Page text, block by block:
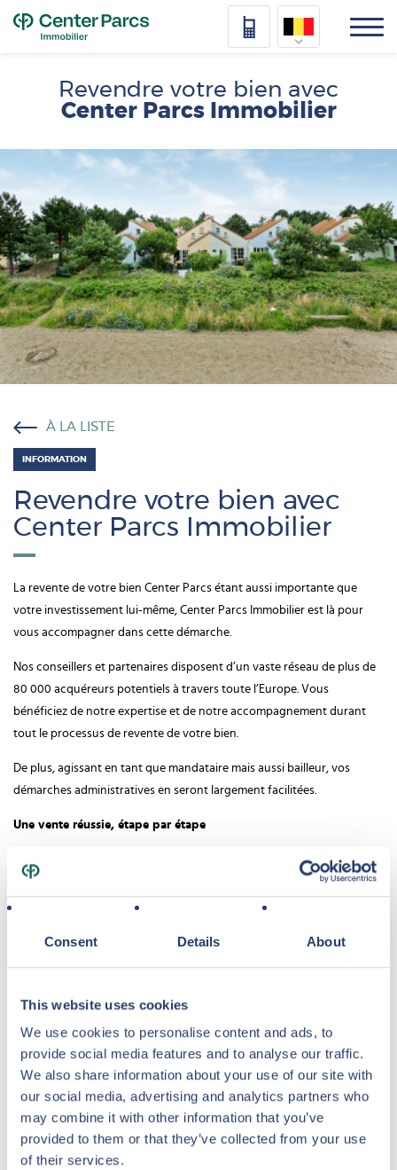
Consent Details About
This website uses cookies
We use cookies to personalise content and ads, to
provide social media features and to analyse our traffic.
We also share information about your use of our site with
our social media, advertising and analytics partners who
may combine it with other information that you’ve
provided to them or that they’ve collected from your use
of their services.
Deutsch
Français
Vlaams
Revendre votre bien avec
Center Parcs Immobilier
À LA LISTE
INFORMATION
Revendre votre bien avec
Center Parcs Immobilier
La revente de votre bien Center Parcs étant aussi importante que
votre investissement lui-même, Center Parcs Immobilier est là pour
vous accompagner dans cette démarche.
Nos conseillers et partenaires disposent d’un vaste réseau de plus de
80 000 acquéreurs potentiels à travers toute l’Europe. Vous
bénéficiez de notre expertise et de notre accompagnement durant
tout le processus de revente de votre bien.
De plus, agissant en tant que mandataire mais aussi bailleur, vos
démarches administratives en seront largement facilitées.
Une vente réussie, étape par étape
Lors du premier contact, nous abordons ensemble l’estimation de
votre bien et vous apportons des conseils sur le prix demandé. Aussi,
les tarifs, coûts et conditions n’auront plus de secrets pour vous.
Pour la promotion de votre bien, nous préparons une brochure
numérique, ainsi qu’une annonce et les mettons en ligne sur notre
acquéreurs potentiels.
Vous bénéficiez de notre accompagnement durant tout le
processus de revente : organisation des visites, négociation en
étroite concertation avec vous, suivi administratif, ….
Les principaux avantages
Votre bien est mis en vente dans trois pays : l’Allemagne, la